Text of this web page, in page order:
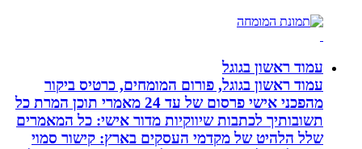
עמוד ראשון בגוגל
עמוד ראשון בגוגל, פורום המומחים, כרטיס ביקור
מהפכני אישי פרסום של עד 24 מאמרי תוכן המרת כל
תשובותיך לכתבות שיווקיות מדור אישי: כל המאמרים
שלל הלהיט של מקדמי העסקים בארץ: קישור סמוי